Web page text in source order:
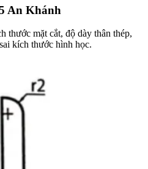
An Khánh
thước mặt cắt, độ dày thân thép,
kích thước hình học.